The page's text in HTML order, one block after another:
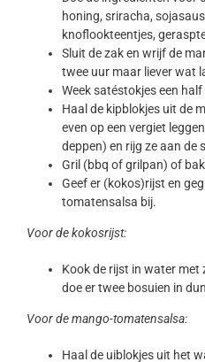
honing, sriracha,
knoflookteentjes,
Sluit de zak en wrijf de
twee uur maar liever wat
Week satéstokjes een
Haal de kipblokjes uit de
even op een vergiet
deppen) en rijg ze aan de
Gril (bbq of grilpan) of
Geef er (kokos)rijst en
tomatensalsa bij.
Voor de kokosrijst:
Kook de rijst in water met
doe er twee bosuien in
Voor de mango-tomatensalsa:
Haal de uiblokjes uit het